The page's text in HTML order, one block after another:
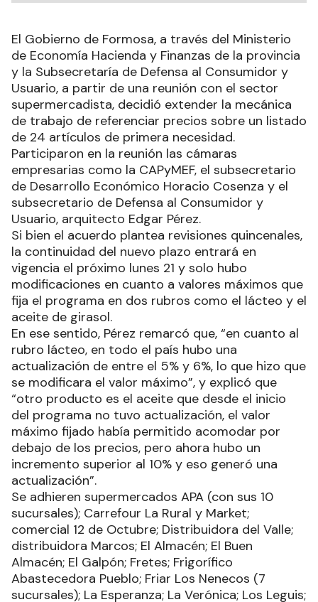
El Gobierno de Formosa, a través del Ministerio
de Economía Hacienda y Finanzas de la provincia
y la Subsecretaría de Defensa al Consumidor y
Usuario, a partir de una reunión con el sector
supermercadista, decidió extender la mecánica
de trabajo de referenciar precios sobre un listado
de 24 artículos de primera necesidad.
Participaron en la reunión las cámaras
empresarias como la CAPyMEF, el subsecretario
de Desarrollo Económico Horacio Cosenza y el
subsecretario de Defensa al Consumidor y
Usuario, arquitecto Edgar Pérez.
Si bien el acuerdo plantea revisiones quincenales,
la continuidad del nuevo plazo entrará en
vigencia el próximo lunes 21 y solo hubo
modificaciones en cuanto a valores máximos que
fija el programa en dos rubros como el lácteo y el
aceite de girasol.
En ese sentido, Pérez remarcó que, “en cuanto al
rubro lácteo, en todo el país hubo una
actualización de entre el 5% y 6%, lo que hizo que
se modificara el valor máximo”, y explicó que
“otro producto es el aceite que desde el inicio
del programa no tuvo actualización, el valor
máximo fijado había permitido acomodar por
debajo de los precios, pero ahora hubo un
incremento superior al 10% y eso generó una
actualización”.
Se adhieren supermercados APA (con sus 10
sucursales); Carrefour La Rural y Market;
comercial 12 de Octubre; Distribuidora del Valle;
distribuidora Marcos; El Almacén; El Buen
Almacén; El Galpón; Fretes; Frigorífico
Abastecedora Pueblo; Friar Los Nenecos (7
sucursales); La Esperanza; La Verónica; Los Leguis;